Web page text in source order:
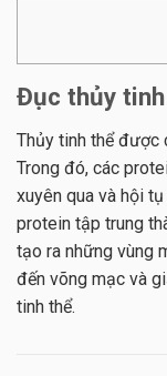
Đục thủy
Thủy tinh thể được
Trong đó, các
xuyên qua và hội
protein tập trung
tạo ra những vùng
đến võng mạc và
tinh thể.